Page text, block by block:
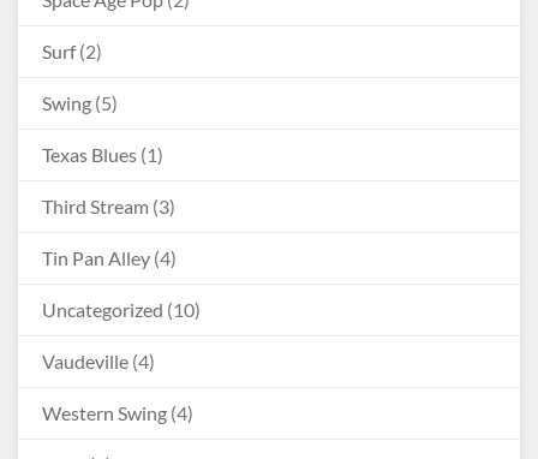
Surf(2)
Swing (5)
Texas Blues (1)
Third Stream (3)
Tin Pan Alley (4)
Uncategorized (10)
Vaudeville (4)
Western Swing (4)